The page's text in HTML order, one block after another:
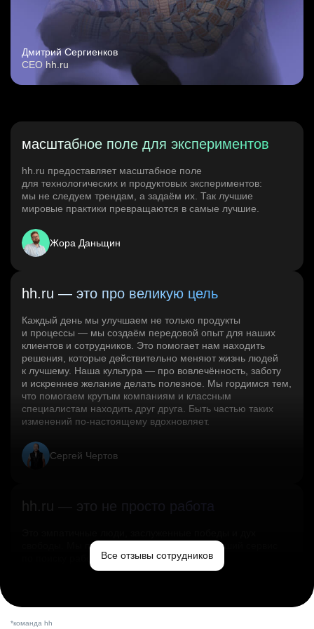
Дмитрий Сергиенков
CEO hh.ru
масштабное поле для экспериментов
hh.ru предоставляет масштабное поле
для технологических и продуктовых экспериментов:
мы не следуем трендам, а задаём их. Так лучшие
мировые практики превращаются в самые лучшие.
Жора Даньщин
hh.ru — это про великую цель
Каждый день мы улучшаем не только продукты
и процессы — мы создаём передовой опыт для наших
клиентов и сотрудников. Это помогает нам находить
решения, которые действительно меняют жизнь людей
к лучшему. Наша культура — про вовлечённость, заботу
и искреннее желание делать полезное. Мы гордимся тем,
что помогаем крутым компаниям и классным
специалистам находить друг друга. Быть частью таких
изменений по‑настоящему вдохновляет.
Сергей Чертов
hh.ru — это не просто работа
свободы. Мы помогаем миру и создаём лучший сервис
по поиску работы в стране.Все отзывы сотрудников
*команда hh